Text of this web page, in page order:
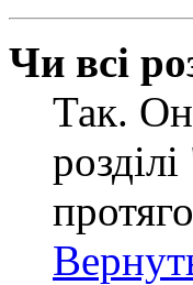
Чи всі
Так.